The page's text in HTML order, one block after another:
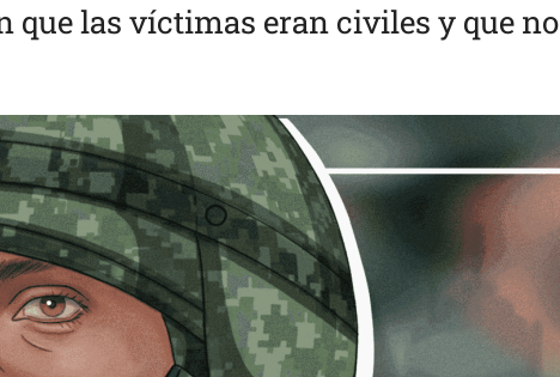
que las víctimas eran civiles y que no